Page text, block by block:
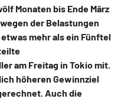
Monaten bis Ende März
der Belastungen
mehr als ein Fünftel
am Freitag in Tokio mit.
höheren Gewinnziel
Auch die